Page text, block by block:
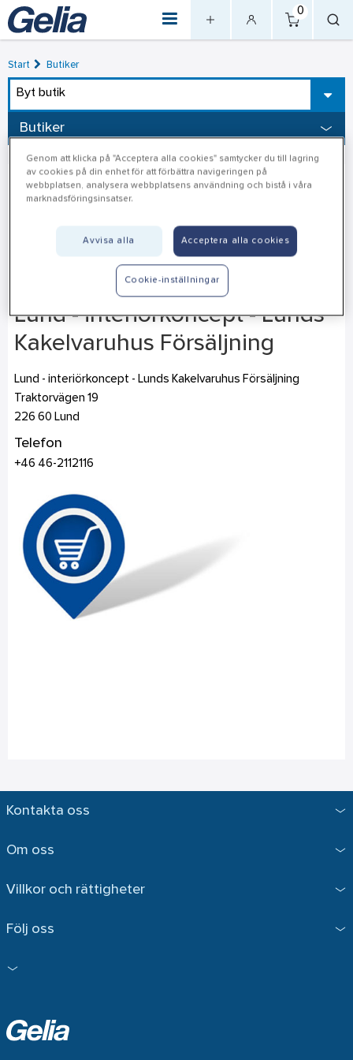
0
Start Butiker
Byt butik
Butiker
Lund - interiörkoncept - Lunds
Kakelvaruhus Försäljning
Lund - interiörkoncept - Lunds Kakelvaruhus Försäljning
Traktorvägen 19
226 60 Lund
Telefon
+46 46-2112116
Kontakta oss
Om oss
Villkor och rättigheter
Följ oss
Genom att klicka på "Acceptera alla cookies" samtycker du till lagring
av cookies på din enhet för att förbättra navigeringen på
webbplatsen, analysera webbplatsens användning och bistå i våra
marknadsföringsinsatser.
Avvisa alla Acceptera alla cookies
Cookie-inställningar